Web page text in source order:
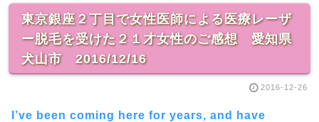
東京銀座２丁目で女性医師による医療レーザ
ー脱毛を受けた２１才女性のご感想 愛知県
犬山市 2016/12/16
2016-12-26
I’ve been coming here for years, and have